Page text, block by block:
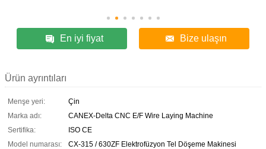
En iyi fiyat Bize ulaşın
Ürün ayrıntıları
Menşe yeri:
Çin
Marka adı:
CANEX-Delta CNC E/F Wire Laying Machine
Sertifika:
ISO CE
Model numarası:
CX-315 / 630ZF Elektrofüzyon Tel Döşeme Makinesi